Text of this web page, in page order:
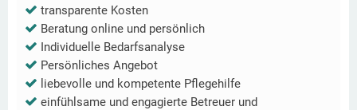
transparente Kosten
Beratung online und persönlich
Individuelle Bedarfsanalyse
Persönliches Angebot
liebevolle und kompetente Pflegehilfe
einfühlsame und engagierte Betreuer und